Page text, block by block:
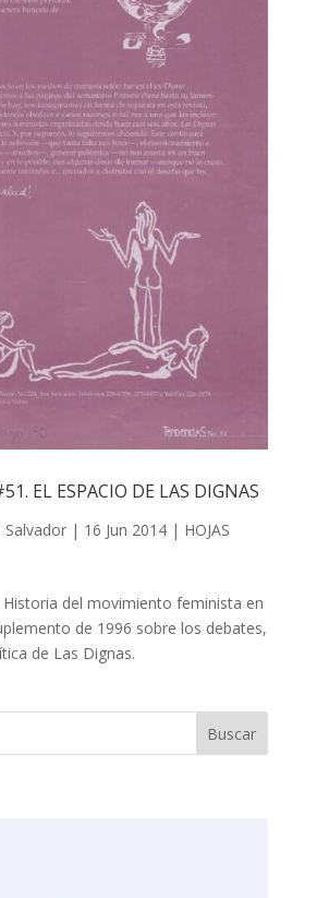
EL ESPACIO DE LAS DIGNAS
Salvador| 16 Jun 2014| HOJAS
del movimiento feminista en
de 1996 sobre los debates,
de Las Dignas.